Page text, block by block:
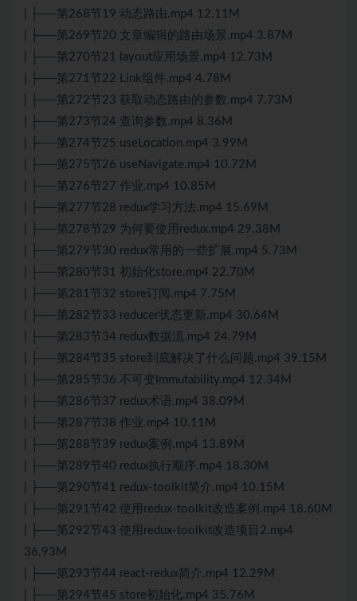
| ├──第268节19 动态路由.mp4 12.11M
| ├──第269节20 文章编辑的路由场景.mp4 3.87M
| ├──第270节21 layout应用场景.mp4 12.73M
| ├──第271节22 Link组件.mp4 4.78M
| ├──第272节23 获取动态路由的参数.mp4 7.73M
| ├──第273节24 查询参数.mp4 8.36M
| ├──第274节25 useLocation.mp4 3.99M
| ├──第275节26 useNavigate.mp4 10.72M
| ├──第276节27 作业.mp4 10.85M
| ├──第277节28 redux学习方法.mp4 15.69M
| ├──第278节29 为何要使用redux.mp4 29.38M
| ├──第279节30 redux常用的一些扩展.mp4 5.73M
| ├──第280节31 初始化store.mp4 22.70M
| ├──第281节32 store订阅.mp4 7.75M
| ├──第282节33 reducer状态更新.mp4 30.64M
| ├──第283节34 redux数据流.mp4 24.79M
| ├──第284节35 store到底解决了什么问题.mp4 39.15M
| ├──第285节36 不可变Immutability.mp4 12.34M
| ├──第286节37 redux术语.mp4 38.09M
| ├──第287节38 作业.mp4 10.11M
| ├──第288节39 redux案例.mp4 13.89M
| ├──第289节40 redux执行顺序.mp4 18.30M
| ├──第290节41 redux-toolkit简介.mp4 10.15M
| ├──第291节42 使用redux-toolkit改造案例.mp4 18.60M
| ├──第292节43 使用redux-toolkit改造项目2.mp4
36.93M
| ├──第293节44 react-redux简介.mp4 12.29M
| ├──第294节45 store初始化.mp4 35.76M